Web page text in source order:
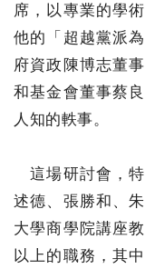
席，以專業的學
他的「超越黨派
府資政陳博志董
和基金會董事蔡
人知的軼事。
這場研討會，
述德、張勝和、
大學商學院講座
以上的職務，其